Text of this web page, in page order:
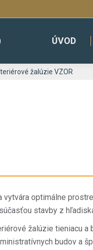
ÚVOD
žalúzie VZOR
vytvára optimálne
stavby z
žalúzie tieniacu
budov a